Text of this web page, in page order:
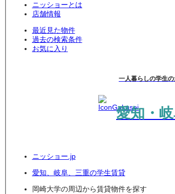
ニッショーとは
店舗情報
最近見た物件
過去の検索条件
お気に入り
一人暮らしの学生
愛知・
ニッショー.jp
愛知、岐阜、三重の学生賃貸
岡崎大学の周辺から賃貸物件を探す